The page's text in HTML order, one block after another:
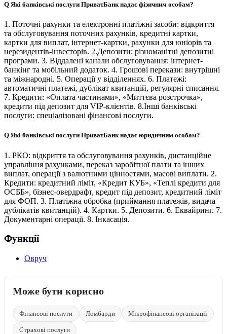
Q Які банківські послуги ПриватБанк надає фізичним особам?
1. Поточні рахунки та електронні платіжні засоби: відкриття
та обслуговування поточних рахунків, кредитні картки,
картки для виплат, інтернет-картки, рахунки для юніорів та
нерезидентів-інвесторів. 2.Депозити: різноманітні депозитні
програми. 3. Віддалені канали обслуговування: інтернет-
банкінг та мобільний додаток. 4. Грошові перекази: внутрішні
та міжнародні. 5. Операції у відділеннях. 6. Платежі:
автоматичні платежі, дублікат квитанцій, регулярні списання.
7. Кредити: «Оплата частинами», «Миттєва розстрочка»,
кредити під депозит для VIP-клієнтів. 8.Інші банківські
послуги: спеціалізовані фінансові послуги.
Q Які банківські послуги ПриватБанк надає юридичним особам?
1. РКО: відкриття та обслуговування рахунків, дистанційне
управління рахунками, переказ заробітної плати та інших
виплат, операції з валютними цінностями, масові виплати. 2.
Кредити: кредитний ліміт, «Кредит КУБ», «Теплі кредити для
ОСББ», бізнес-овердрафт, кредит під депозит, кредитний ліміт
для ФОП. 3. Платіжна обробка (приймання платежів, видача
дублікатів квитанцій). 4. Картки. 5. Депозити. 6. Еквайринг. 7.
Документарні операції. 8. Інкасація.
Функції
Овруч
Може бути корисно
Фінансові послуги Ломбарди Мікрофінансові організації
Страхові послуги